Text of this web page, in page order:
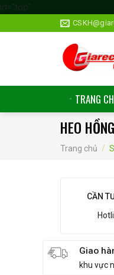
id="top"
to
TRANG
HEO
Trang chủ /
CẦN
Giao
khu vực